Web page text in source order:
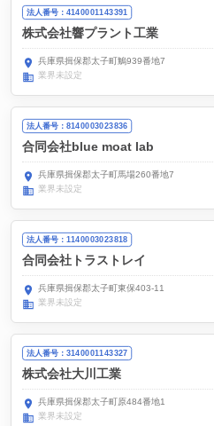
法人番号：4140001143391
株式会社響プラント工業
兵庫県揖保郡太子町鵤939番地7
業界未設定
法人番号：8140003023836
合同会社blue moat lab
兵庫県揖保郡太子町馬場260番地7
業界未設定
法人番号：1140003023818
合同会社トラストレイ
兵庫県揖保郡太子町東保403-11
業界未設定
法人番号：3140001143327
株式会社大川工業
兵庫県揖保郡太子町原484番地1
業界未設定